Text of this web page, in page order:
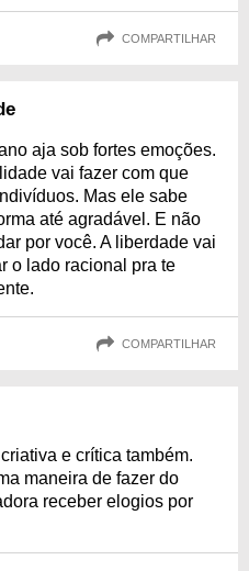
COMPARTILHAR
aja sob fortes emoções.
vai fazer com que
Mas ele sabe
até agradável. E não
por você. A liberdade vai
o lado racional pra te
COMPARTILHAR
e crítica também.
maneira de fazer do
receber elogios por